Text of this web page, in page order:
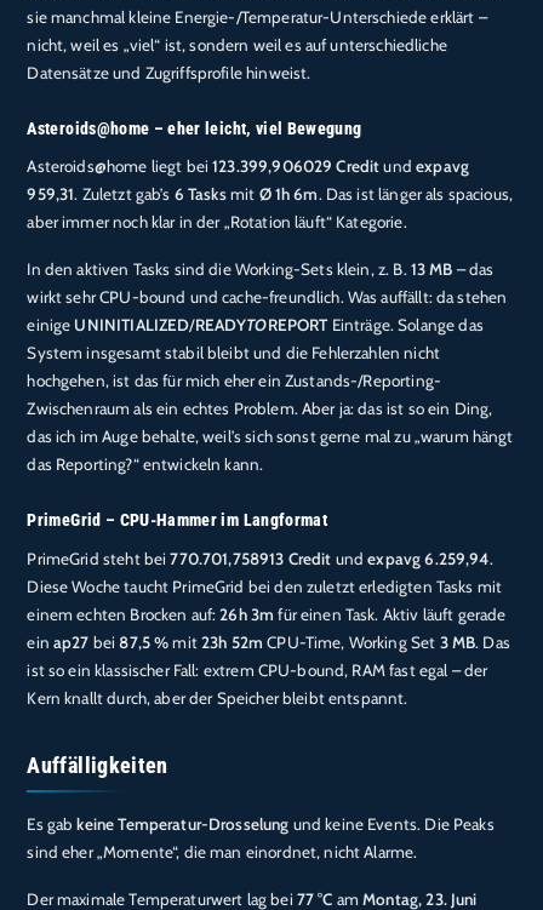
sie manchmal kleine Energie-/Temperatur-Unterschiede erklärt –
nicht, weil es „viel“ ist, sondern weil es auf unterschiedliche
Datensätze und Zugriffsprofile hinweist.
Asteroids@home – eher leicht, viel Bewegung
Asteroids@home liegt bei123.399,906029 Creditundexpavg
959,31. Zuletzt gab’s 6 Tasksmit Ø 1h 6m. Das ist länger als spacious,
aber immer noch klar in der „Rotation läuft“ Kategorie.
In den aktiven Tasks sind die Working-Sets klein, z. B.13 MB – das
wirkt sehr CPU-bound und cache-freundlich. Was auffällt: da stehen
einige UNINITIALIZED/READYTOREPORTEinträge. Solange das
System insgesamt stabil bleibt und die Fehlerzahlen nicht
hochgehen, ist das für mich eher ein Zustands-/Reporting-
Zwischenraum als ein echtes Problem. Aber ja: das ist so ein Ding,
das ich im Auge behalte, weil’s sich sonst gerne mal zu „warum hängt
das Reporting?“ entwickeln kann.
PrimeGrid – CPU-Hammer im Langformat
PrimeGrid steht bei770.701,758913 Credit undexpavg 6.259,94.
Diese Woche taucht PrimeGrid bei den zuletzt erledigten Tasks mit
einem echten Brocken auf:26h 3m für einen Task. Aktiv läuft gerade
einap27 bei87,5 %mit23h 52m CPU-Time, Working Set 3 MB. Das
ist so ein klassischer Fall: extrem CPU-bound, RAM fast egal – der
Kern knallt durch, aber der Speicher bleibt entspannt.
Auffälligkeiten
Es gabkeine Temperatur-Drosselung und keine Events. Die Peaks
sind eher „Momente“, die man einordnet, nicht Alarme.
Der maximale Temperaturwert lag bei 77 °C amMontag, 23. Juni